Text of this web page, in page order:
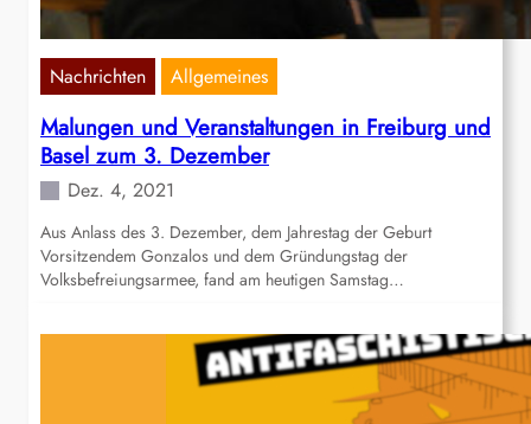
Nachrichten Allgemeines
Malungen und Veranstaltungen in Freiburg und
Basel zum 3. Dezember
Dez. 4, 2021
Aus Anlass des 3. Dezember, dem Jahrestag der Geburt
Vorsitzendem Gonzalos und dem Gründungstag der
Volksbefreiungsarmee, fand am heutigen Samstag…